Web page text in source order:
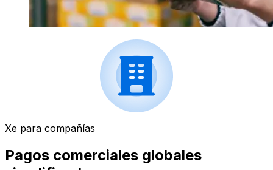
Xe para compañías
Pagos comerciales globales